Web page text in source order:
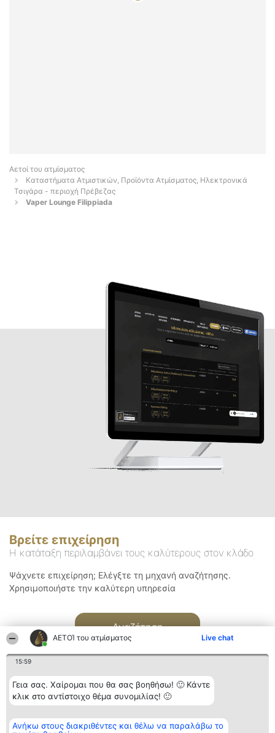
ΑΕΤΟΊ του ατμίσματος Live chat
15:59
Γεια σας. Χαίρομαι που θα σας βοηθήσω! 🙂 Κάντε
κλικ στο αντίστοιχο θέμα συνομιλίας! 🙂
Ανήκω στους διακριθέντες και θέλω να παραλάβω το
Αετοί του ατμίσματος
Καταστήματα Ατμιστικών, Προϊόντα Ατμίσματος, Ηλεκτρονικά
Τσιγάρα - περιοχή Πρέβεζας
Vaper Lounge Filippiada
Βρείτε επιχείρηση
Η κατάταξη περιλαμβάνει τους καλύτερους στον κλάδο
Ψάχνετε επιχείρηση; Ελέγξτε τη μηχανή αναζήτησης.
Χρησιμοποιήστε την καλύτερη υπηρεσία
Αναζήτηση
Διοργανωτής της
κατάταξης
Κατάταξη
Διακριθέντες
Επικοινωνία
Επικοινωνία